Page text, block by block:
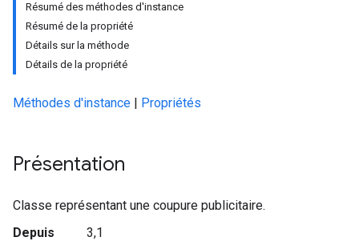
Résumé des méthodes d'instance
Résumé de la propriété
Détails sur la méthode
Détails de la propriété
Méthodes d'instance | Propriétés
Présentation
Classe représentant une coupure publicitaire.
Depuis
3,1